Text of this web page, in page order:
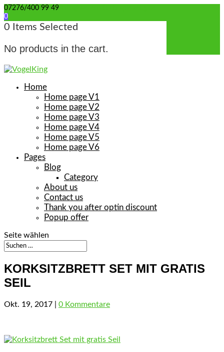
07276/400 99 49
0
0 Items Selected
No products in the cart.
Home
Home page V1
Home page V2
Home page V3
Home page V4
Home page V5
Home page V6
Pages
Blog
Category
About us
Contact us
Thank you after optin discount
Popup offer
Seite wählen
KORKSITZBRETT SET MIT GRATIS
SEIL
Okt. 19, 2017 0 Kommentare